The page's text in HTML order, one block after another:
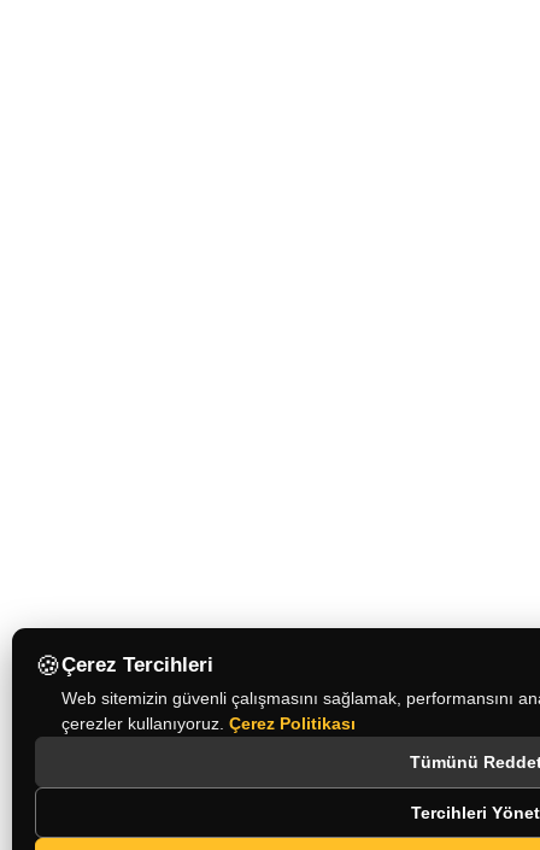
🍪Çerez Tercihleri
Web sitemizin güvenli çalışmasını sağlamak, performansını
çerezler kullanıyoruz. Çerez Politikası
Tümünü
Tercihleri Yönet